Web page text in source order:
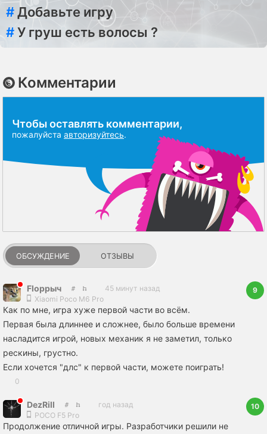
#Добавьте игру
#У груш есть волосы ?
Комментарии
Чтобы оставлять комментарии,
пожалуйста авторизуйтесь.
ОБСУЖДЕНИЕ ОТЗЫВЫ
Floppыч
45 минут назад
Xiaomi Poco M6 Pro
9
Как по мне, игра хуже первой части во всём.
Первая была длиннее и сложнее, было больше времени
насладится игрой, новых механик я не заметил, только
рескины, грустно.
Если хочется "длс" к первой части, можете поиграть!
0
DezRill
год назад
POCO F5 Pro
10
Продолжение отличной игры. Разработчики решили не